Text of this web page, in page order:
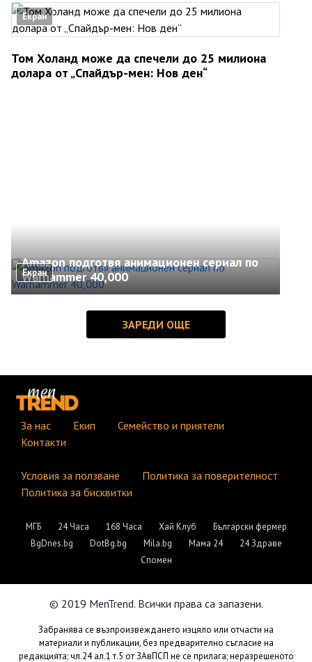
Екран
Том Холанд може да спечели до 25 милиона
долара от „Спайдър-мен: Нов ден“
Екран
Amazon подготвя анимационен сериал по
Warhammer 40,000
За нас Екип
Семейство и приятели
Контакти
Условия за ползване
Политика за поверителност
Политика за бисквитки
МГБ 24 Часа 168 Часа Хай Клуб
Български фермер
BgDnes.bg
DotBg.bg Mila.bg Мама 24
24 Здраве
Спомен
© 2019 MenTrend. Всички права са запазени.
Забранява се възпроизвеждането изцяло или отчасти на
материали и публикации, без предварително съгласие на
редакцията; чл.24 ал.1 т.5 от ЗАвПСП не се прилага; неразрешеното